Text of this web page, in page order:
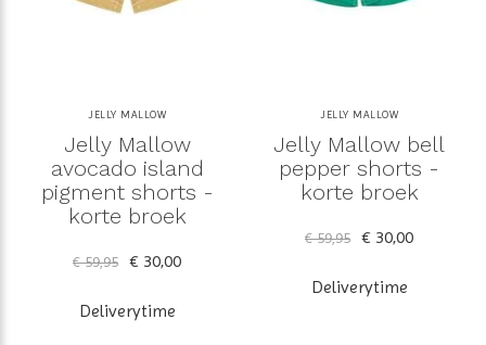
JELLY MALLOW
Jelly Mallow
avocado island
pigment shorts -
korte broek
€ 59,95 € 30,00
Deliverytime
JELLY MALLOW
Jelly Mallow bell
pepper shorts -
korte broek
€ 59,95 € 30,00
Deliverytime